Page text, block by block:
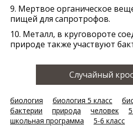
9. Мертвое органическое
пищей для сапротрофов.
10. Металл, в круговороте
природе также участвуют
Случайный
биология биология 5 класс
бактерии
природа человек
школьная программа
5-6 класс